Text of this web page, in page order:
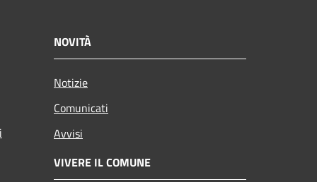
NOVITÀ
Notizie
Comunicati
Avvisi
VIVERE IL COMUNE